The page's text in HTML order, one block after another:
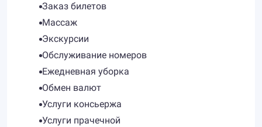
Заказ билетов
Массаж
Экскурсии
Обслуживание номеров
Ежедневная уборка
Обмен валют
Услуги консьержа
Услуги прачечной